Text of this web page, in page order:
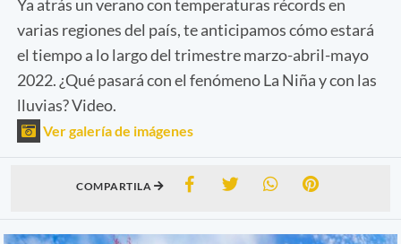
Ya atrás un verano con temperaturas récords en
varias regiones del país, te anticipamos cómo estará
el tiempo a lo largo del trimestre marzo-abril-mayo
2022. ¿Qué pasará con el fenómeno La Niña y con las
lluvias? Video.
Ver galería de imágenes
COMPARTILA